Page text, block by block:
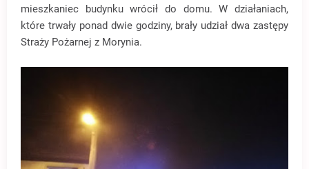
mieszkaniec budynku wrócił do domu. W działaniach,
które trwały ponad dwie godziny, brały udział dwa zastępy
Straży Pożarnej z Morynia.